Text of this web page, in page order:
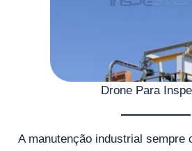
Drone Para
A manutenção industrial sempre